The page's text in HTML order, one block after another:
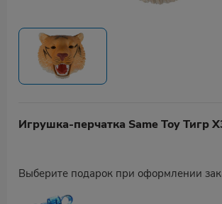
Игрушка-перчатка Same Toy Тигр
Выберите подарок при оформлении